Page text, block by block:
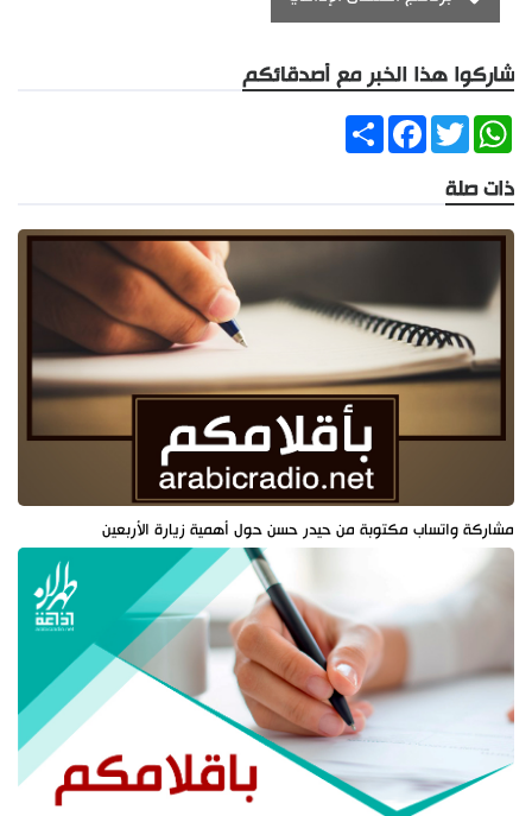
شاركوا هذا الخبر مع أصدقائكم
ShareFacebookTwitter
WhatsApp
ذات صلة
مشاركة واتساب مكتوبة من حيدر حسن حول أهمية زيارة الأربعين